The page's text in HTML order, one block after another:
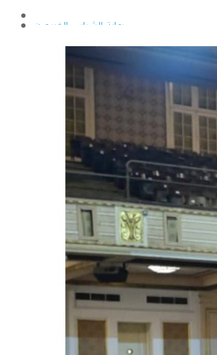
رعاية الشباب والخريجون
رعاية الشباب
الخدمات التى تقدمها الإدارة
مشاركة الطالب فى النشاط
مستشارى لجان الإتحاد
تليفونات تهمك
العام الجامعى 2019-2020
الأنشطة الطلابية
2016-2017
2017-2018
2019-2020
2020-2021
الخريجون
ملتقى الخريجين
خريجى الكلية
لاستخراج شهادات التخرج